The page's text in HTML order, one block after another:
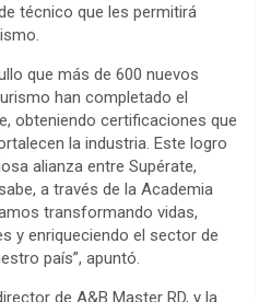
técnico que les permitirá
que más de 600 nuevos
han completado el
obteniendo certificaciones que
la industria. Este logro
alianza entre Supérate,
a través de la Academia
transformando vidas,
y enriqueciendo el sector de
país”, apuntó.
de A&B Master RD, y la